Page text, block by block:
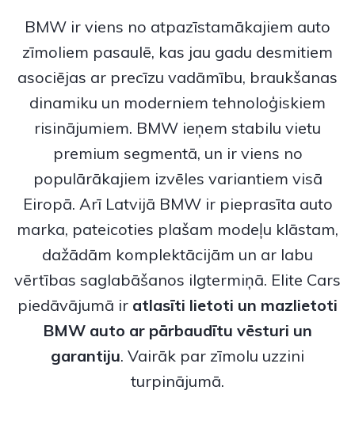
BMW ir viens no atpazīstamākajiem auto
zīmoliem pasaulē, kas jau gadu desmitiem
asociējas ar precīzu vadāmību, braukšanas
dinamiku un moderniem tehnoloģiskiem
risinājumiem. BMW ieņem stabilu vietu
premium segmentā, un ir viens no
populārākajiem izvēles variantiem visā
Eiropā. Arī Latvijā BMW ir pieprasīta auto
marka, pateicoties plašam modeļu klāstam,
dažādām komplektācijām un ar labu
vērtības saglabāšanos ilgtermiņā. Elite Cars
piedāvājumā ir atlasīti lietoti un mazlietoti
BMW auto ar pārbaudītu vēsturi un
garantiju. Vairāk par zīmolu uzzini
turpinājumā.